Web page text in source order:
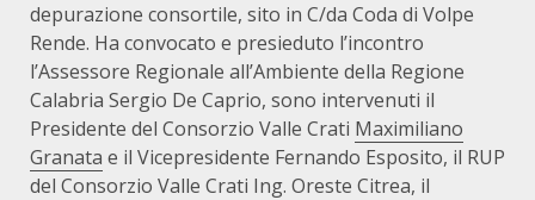
depurazione consortile, sito in C/da Coda di Volpe
Rende. Ha convocato e presieduto l’incontro
l’Assessore Regionale all’Ambiente della Regione
Calabria Sergio De Caprio, sono intervenuti il
Presidente del Consorzio Valle Crati Maximiliano
Granata e il Vicepresidente Fernando Esposito, il RUP
del Consorzio Valle Crati Ing. Oreste Citrea, il